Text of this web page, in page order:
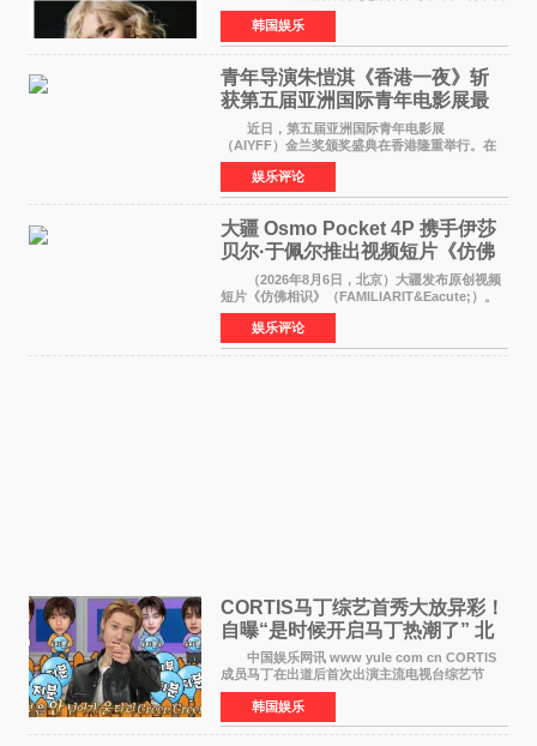
近期网络上关于ROS&Eacute;个人行程及是否参
加BLACKPINK出道纪念活动的种种猜测作出正
式回应。 Th
韩国娱乐
青年导演朱愷淇《香港一夜》斩
获第五届亚洲国际青年电影展最
佳剧本改编奖
近日，第五届亚洲国际青年电影展
（AIYFF）金兰奖颁奖盛典在香港隆重举行。在
这场汇聚数百位海内外电影人、文化界人士及媒
体代表的亚洲青年影视盛会上，香港本土电影
《香港一夜》（Dawn in Ho
娱乐评论
大疆 Osmo Pocket 4P 携手伊莎
贝尔·于佩尔推出视频短片《仿佛
相识》
（2026年8月6日，北京）大疆发布原创视频
短片《仿佛相识》（FAMILIARIT&Eacute;）。
视频短片由戛纳国际电影节最佳女演员伊莎贝尔·
于佩尔（Isabelle Huppert）主演，全程使用大
疆首款双主摄口
娱乐评论
CORTIS马丁综艺首秀大放异彩！
自曝“是时候开启马丁热潮了” 北
美巡演火热进行中
中国娱乐网讯 www yule com cn CORTIS
成员马丁在出道后首次出演主流电视台综艺节
目，展现了多才多艺的魅力。 马丁出演了5日
播出的MBC《Radio Star》Fashion与Passion
之间，I&lsquo;m
韩国娱乐